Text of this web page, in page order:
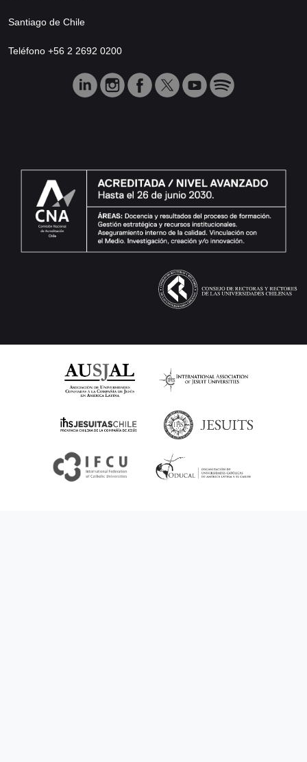
Santiago de Chile
Teléfono +56 2 2692 0200